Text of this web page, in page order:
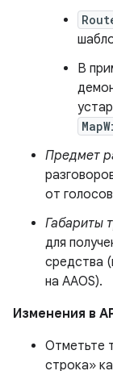
В
Предмет
от
Габариты
для
средства
на AAOS).
Изменения в
Отметьте
строка»